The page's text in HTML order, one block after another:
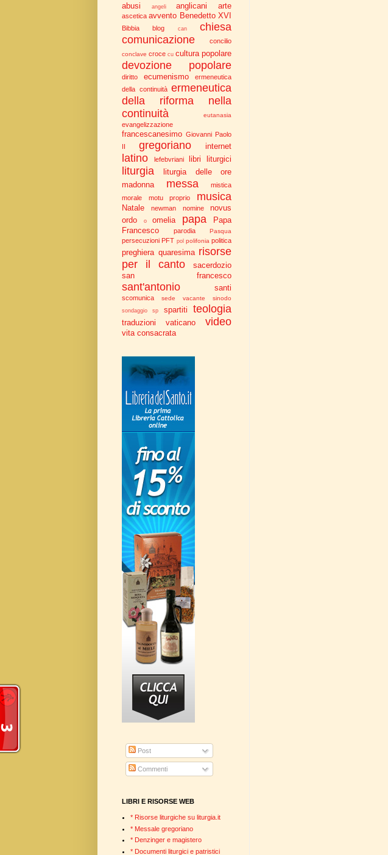
abusi angeli anglicani arte
ascetica avvento Benedetto XVI
Bibbia blog can
chiesa
comunicazione
concilio
conclave croce cu cultura popolare
devozione popolare
diritto ecumenismo
ermeneutica
della continuità ermeneutica
della riforma nella
continuità
eutanasia
evangelizzazione
francescanesimo Giovanni Paolo
gregoriano internet
latino lefebvriani libri liturgici
liturgia
liturgia delle ore
madonna
messa
mistica
morale
motu proprio musica
Natale newman nomine
novus
ordo
o omelia papa
Papa
Francesco
parodia Pasqua
persecuzioni PFT pol polifonia politica
preghiera quaresima risorse
per il canto
sacerdozio
san francesco
sant'antonio santi
scomunica sede vacante sinodo
sondaggio sp spartiti teologia
traduzioni vaticano video
vita consacrata
Post
Commenti
LIBRI E RISORSE WEB
* Risorse liturgiche su liturgia.it
* Messale gregoriano
* Denzinger e magistero
* Documenti liturgici e patristici